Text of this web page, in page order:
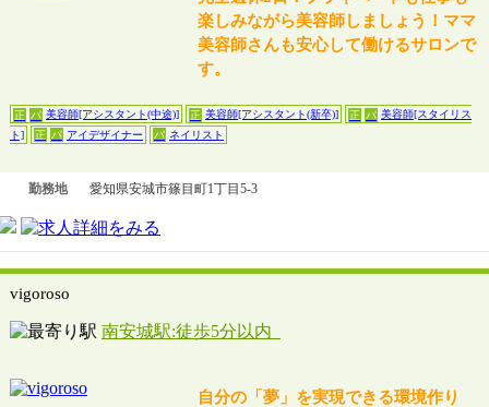
楽しみながら美容師しましょう！ママ
美容師さんも安心して働けるサロンで
す。
正 パ 美容師[アシスタント(中途)] 正 美容師[アシスタント(新卒)] 正 パ 美容師[スタイリス
ト]
正 パ アイデザイナー パ ネイリスト
勤務地 愛知県安城市篠目町1丁目5-3
vigoroso
南安城駅:徒歩5分以内
自分の「夢」を実現できる環境作り